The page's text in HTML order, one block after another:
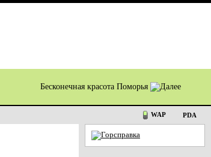
Бесконечная красота Поморья
WAP PDA